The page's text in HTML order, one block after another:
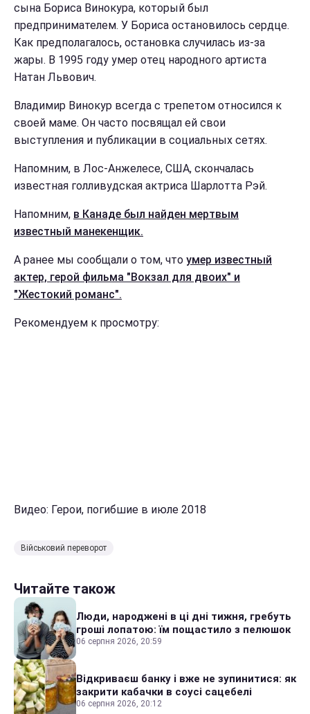
сына Бориса Винокура, который был
предпринимателем. У Бориса остановилось сердце.
Как предполагалось, остановка случилась из-за
жары. В 1995 году умер отец народного артиста
Натан Львович.
Владимир Винокур всегда с трепетом относился к
своей маме. Он часто посвящал ей свои
выступления и публикации в социальных сетях.
Напомним, в Лос-Анжелесе, США, скончалась
известная голливудская актриса Шарлотта Рэй.
Напомним, в Канаде был найден мертвым
известный манекенщик.
А ранее мы сообщали о том, что умер известный
актер, герой фильма "Вокзал для двоих" и
"Жестокий романс".
Рекомендуем к просмотру:
Видео: Герои, погибшие в июле 2018
Військовий переворот
Читайте також
Люди, народжені в ці дні тижня, гребуть
гроші лопатою: їм пощастило з пелюшок
06 серпня 2026, 20:59
Відкриваєш банку і вже не зупинитися: як
закрити кабачки в соусі сацебелі
06 серпня 2026, 20:12